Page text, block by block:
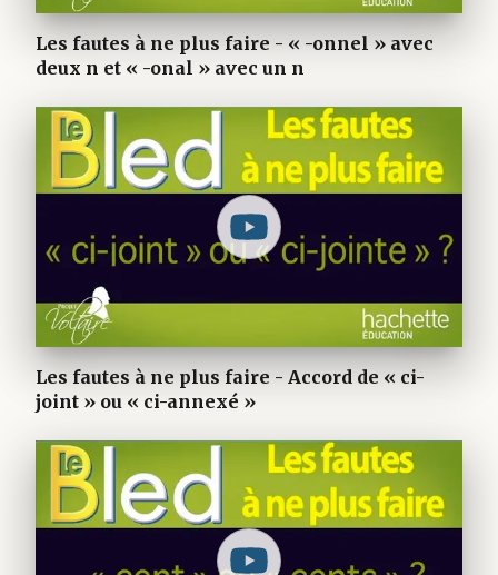
Les fautes à ne plus faire - « -onnel » avec
deux n et « -onal » avec un n
Les fautes à ne plus faire - Accord de « ci-
joint » ou « ci-annexé »